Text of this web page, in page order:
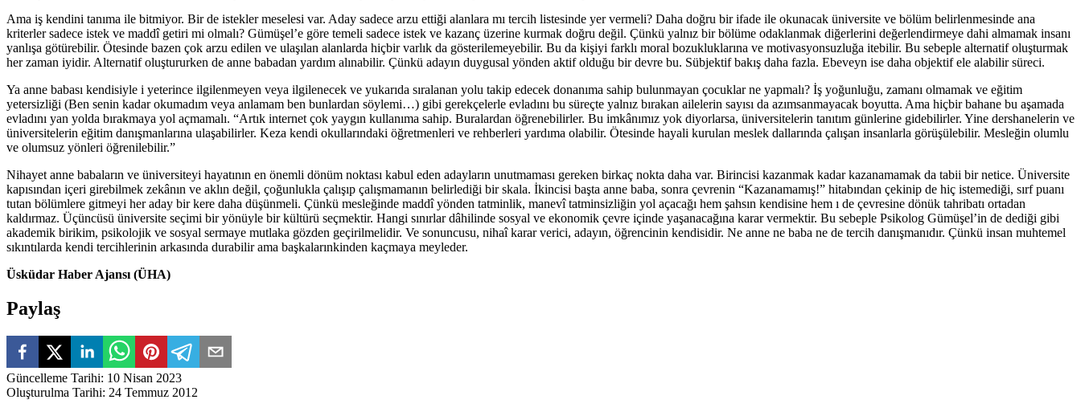
Ama iş kendini tanıma ile bitmiyor. Bir de is­tekler meselesi var. Aday sadece arzu ettiği alan­lara mı tercih listesinde yer vermeli? Daha doğru bir ifade ile okunacak üniversite ve bölüm belirlenmesinde ana
kriterler sa­dece istek ve maddî getiri mi olmalı? Gümüşel’e göre temeli sadece istek ve kazanç üzerine kurmak doğru değil. Çünkü yalnız bir bölüme odaklan­mak diğerlerini değerlendirmeye dahi almamak insanı
yanlışa götürebilir. Ötesinde bazen çok arzu edilen ve ulaşılan alanlarda hiçbir varlık da gösterilemeyebilir. Bu da kişiyi farklı moral bozukluk­larına ve motivasyonsuzluğa itebilir. Bu sebeple alternatif oluşturmak
her zaman iyidir. Alternatif oluştururken de anne babadan yardım alınabilir. Çünkü adayın duygusal yönden aktif olduğu bir devre bu. Sübjektif bakış daha fazla. Ebeveyn ise daha objektif ele alabilir süreci.
Ya anne babası kendisiyle i yeterince ilgilenmeyen veya ilgilenecek ve yukarıda sıralanan yolu takip ede­cek donanıma sahip bulunmayan çocuklar ne yapmalı? İş yoğunluğu, zamanı olmamak ve eği­tim
yetersizliği (Ben senin kadar okumadım veya anlamam ben bunlardan söylemi…) gibi gerek­çelerle evladını bu süreçte yalnız bırakan ailelerin sayısı da azımsanmayacak boyutta. Ama hiçbir bahane bu aşamada
evladını yan yolda bırak­maya yol açmamalı. “Artık internet çok yaygın kullanıma sahip. Buralardan öğrenebilirler. Bu imkânımız yok diyorlarsa, üniversitelerin tanıtım günlerine gidebilirler. Yine dershanelerin ve
üni­versitelerin eğitim danışmanlarına ulaşabilirler. Keza kendi okullarındaki öğretmenleri ve reh­berleri yardıma olabilir. Ötesinde hayali kurulan meslek dallarında çalışan insanlarla görüşülebilir. Mesleğin olumlu
ve olumsuz yönleri öğrenilebi­lir.”
Nihayet anne babaların ve üniversiteyi ha­yatının en önemli dönüm noktası kabul eden adayların unutmaması gereken birkaç nokta daha var. Birincisi kazanmak kadar kazana­mamak da tabii bir netice. Üniversite
kapısın­dan içeri girebilmek zekânın ve aklın değil, çoğunlukla çalışıp çalışmamanın belirlediği bir skala. İkincisi başta anne baba, sonra çevrenin “Kazanamamış!” hitabından çekinip de hiç istemediği, sırf puanı
tutan bölümlere git­meyi her aday bir kere daha düşünme­li. Çünkü mesleğinde maddî yönden tatminlik, manevî tatminsizliğin yol açacağı hem şahsın kendisine hem ı de çevresine dönük tahribatı ortadan
kaldırmaz. Üçüncüsü üniversite seçi­mi bir yönüyle bir kültürü seçmektir. Hangi sınırlar dâhilinde sosyal ve eko­nomik çevre içinde yaşana­cağına karar vermektir. Bu sebeple Psikolog Gümüşel’in de dediği gibi
akademik biri­kim, psikolojik ve sos­yal sermaye mutlaka gözden geçirilmelidir. Ve sonuncusu, nihaî karar verici, adayın, öğ­rencinin kendisidir. Ne anne ne baba ne de ter­cih danışmanıdır. Çünkü insan muhtemel
sıkıntı­larda kendi tercihlerinin arkasında durabilir ama başkalarınkinden kaç­maya meyleder.
Üsküdar Haber Ajansı (ÜHA)
Paylaş
Güncelleme Tarihi: 10 Nisan 2023
Oluşturulma Tarihi: 24 Temmuz 2012